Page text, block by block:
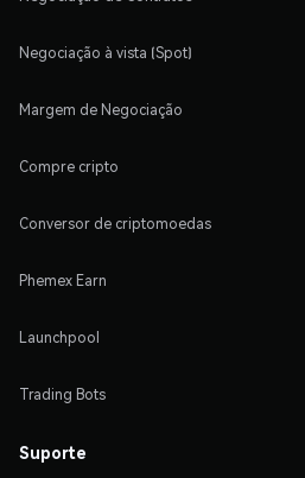
Negociação à vista (Spot)
Margem de Negociação
Compre cripto
Conversor de criptomoedas
Phemex Earn
Launchpool
Trading Bots
Suporte